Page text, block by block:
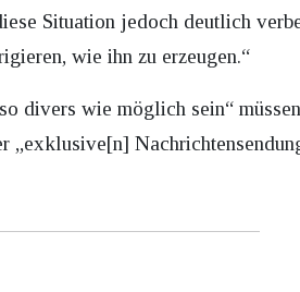
Situation jedoch deutlich
wie ihn zu erzeugen.“
divers wie möglich sein“